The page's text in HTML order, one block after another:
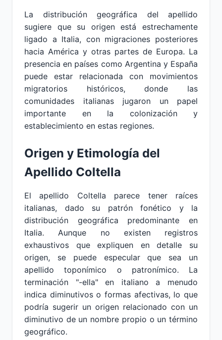
La distribución geográfica del apellido
sugiere que su origen está estrechamente
ligado a Italia, con migraciones posteriores
hacia América y otras partes de Europa. La
presencia en países como Argentina y España
puede estar relacionada con movimientos
migratorios históricos, donde las
comunidades italianas jugaron un papel
importante en la colonización y
establecimiento en estas regiones.
Origen y Etimología del
Apellido Coltella
El apellido Coltella parece tener raíces
italianas, dado su patrón fonético y la
distribución geográfica predominante en
Italia. Aunque no existen registros
exhaustivos que expliquen en detalle su
origen, se puede especular que sea un
apellido toponímico o patronímico. La
terminación "-ella" en italiano a menudo
indica diminutivos o formas afectivas, lo que
podría sugerir un origen relacionado con un
diminutivo de un nombre propio o un término
geográfico.